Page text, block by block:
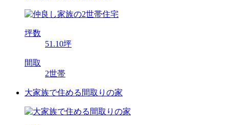
坪数
51.10坪
間取
2世帯
大家族で住める間取りの家